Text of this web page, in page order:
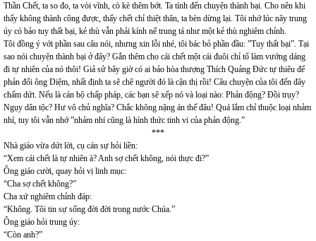
Thần Chết, ta so đo, ta vòi vĩnh, cò kè thêm bớt. Ta tính đến chuyện thành bại. Cho nên khi
thấy không thành công được, thấy chết chỉ thiệt thân, ta bèn dừng lại. Tôi nhớ lúc nãy trung
úy có bảo tuy thất bại, kẻ thù vẫn phải kính nể trung tá như một kẻ thù nghiêm chỉnh.
Tôi đồng ý với phần sau câu nói, nhưng xin lỗi nhé, tôi bác bỏ phần đầu: ”Tuy thất bại”. Tại
sao nói chuyện thành bại ở đây? Gắn thêm cho cái chết một cái đuôi chỉ tổ làm vướng dáng
đi tự nhiên của nó thôi! Giả sử bây giờ có ai bảo hòa thượng Thích Quảng Đức tự thiêu để
phản đối ông Diệm, nhất định ta sẽ chê người đó là cận thị rồi! Câu chuyện của tôi đến đây
chấm dứt. Nếu là cán bộ chấp pháp, các bạn sẽ xếp nó và loại nào: Phản động? Đồi trụy?
Ngụy dân tộc? Hư vô chủ nghĩa? Chắc không nặng án thế đâu! Quá lắm chỉ thuộc loại nhảm
nhí, tuy tôi vẫn nhớ ”nhảm nhí cũng là hình thức tinh vi của phản động.”
***
Nhà giáo vừa dứt lời, cụ cán sự hỏi liền:
“Xem cái chết là tự nhiên à? Anh sợ chết không, nói thực đi?”
Ông giáo cười, quay hỏi vị linh mục:
“Cha sợ chết không?”
Cha xứ nghiêm chỉnh đáp:
“Không. Tôi tin sự sống đời đời trong nước Chúa.”
Ông giáo hỏi trung úy:
“Còn anh?”